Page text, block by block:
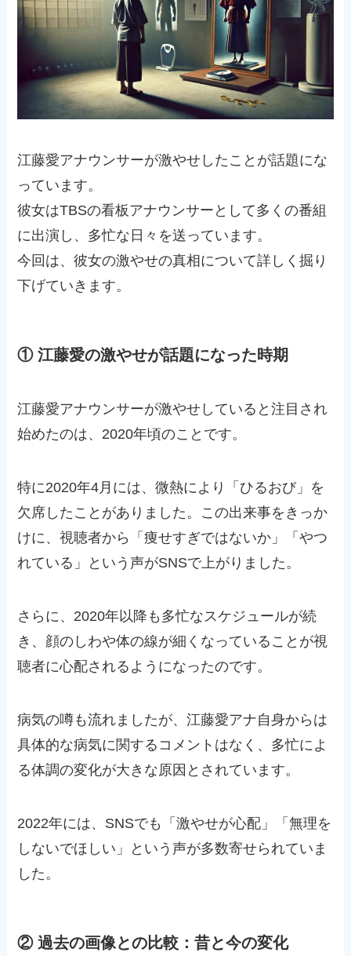
江藤愛アナウンサーが激やせしたことが話題にな
っています。
彼女はTBSの看板アナウンサーとして多くの番組
に出演し、多忙な日々を送っています。
今回は、彼女の激やせの真相について詳しく掘り
下げていきます。
① 江藤愛の激やせが話題になった時期
江藤愛アナウンサーが激やせしていると注目され
始めたのは、2020年頃のことです。
特に2020年4月には、微熱により「ひるおび」を
欠席したことがありました。この出来事をきっか
けに、視聴者から「痩せすぎではないか」「やつ
れている」という声がSNSで上がりました。
さらに、2020年以降も多忙なスケジュールが続
き、顔のしわや体の線が細くなっていることが視
聴者に心配されるようになったのです。
病気の噂も流れましたが、江藤愛アナ自身からは
具体的な病気に関するコメントはなく、多忙によ
る体調の変化が大きな原因とされています。
2022年には、SNSでも「激やせが心配」「無理を
しないでほしい」という声が多数寄せられていま
した。
② 過去の画像との比較：昔と今の変化